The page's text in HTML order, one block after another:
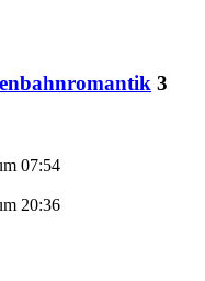
3
07:54
20:36